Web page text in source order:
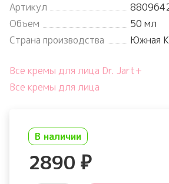
Артикул
Объем
50 мл
Страна производства
Южная
Все кремы для лица Dr. Jart+
Все кремы для лица
В наличии
2890 ₽